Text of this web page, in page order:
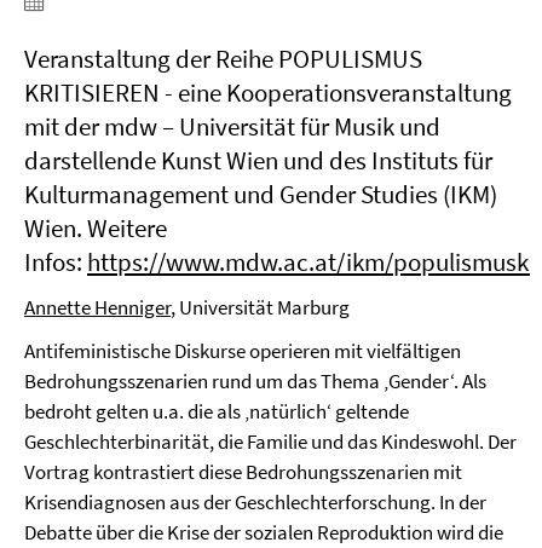
Veranstaltung der Reihe POPULISMUS
KRITISIEREN - eine Kooperationsveranstaltung
mit der mdw – Universität für Musik und
darstellende Kunst Wien und des Instituts für
Kulturmanagement und Gender Studies (IKM)
Wien. Weitere
Infos: https://www.mdw.ac.at/ikm/
Annette Henniger, Universität Marburg
Antifeministische Diskurse operieren mit vielfältigen
Bedrohungsszenarien rund um das Thema ‚Gender‘. Als
bedroht gelten u.a. die als ‚natürlich‘ geltende
Geschlechterbinarität, die Familie und das Kindeswohl. Der
Vortrag kontrastiert diese Bedrohungsszenarien mit
Krisendiagnosen aus der Geschlechterforschung. In der
Debatte über die Krise der sozialen Reproduktion wird die